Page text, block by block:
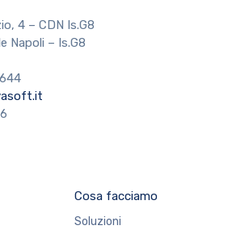
4 – CDN Is.G8
Napoli – Is.G8
Cosa facciamo
Soluzioni